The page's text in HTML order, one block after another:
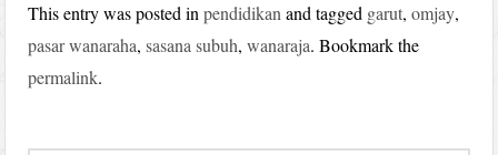
This entry was posted inpendidikanand tagged garut,omjay,
pasar wanaraha,sasana subuh,wanaraja. Bookmark the
permalink.